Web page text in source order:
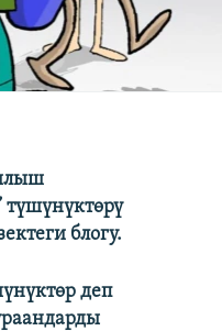
түшүнүктөрү
блогу.
деп